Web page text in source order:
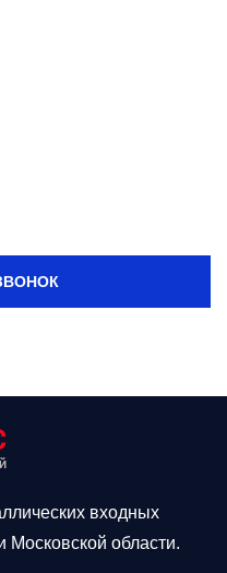
входных
Московской области.